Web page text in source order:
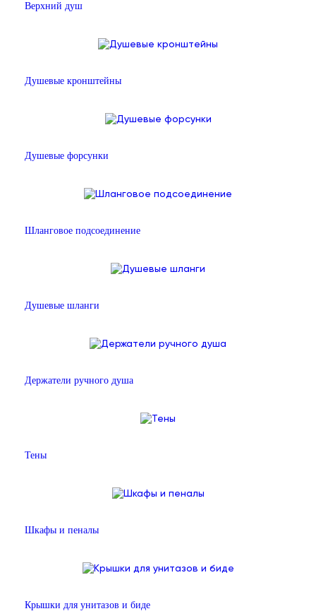
Верхний душ
Душевые кронштейны
Душевые форсунки
Шланговое подсоединение
Душевые шланги
Держатели ручного душа
Тены
Шкафы и пеналы
Крышки для унитазов и биде